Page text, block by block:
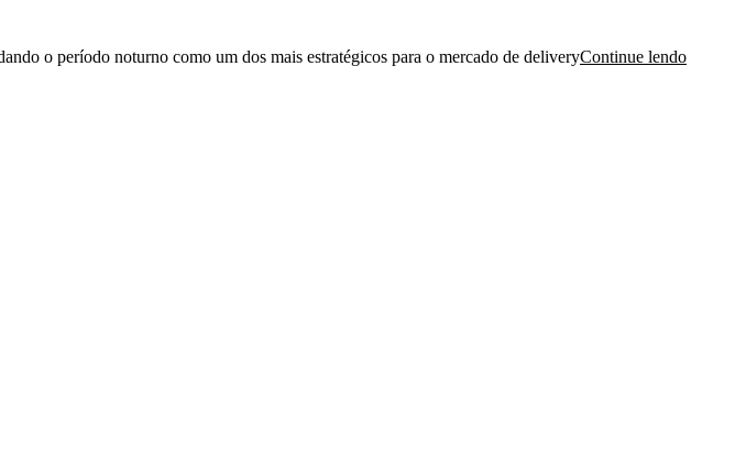
o período noturno como um dos mais estratégicos para o mercado de deliveryContinue lendo